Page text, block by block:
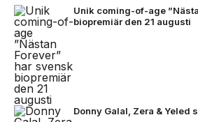
Unik coming-of-age
biopremiär den 21 augusti
Donny Galal, Zera & Yeled